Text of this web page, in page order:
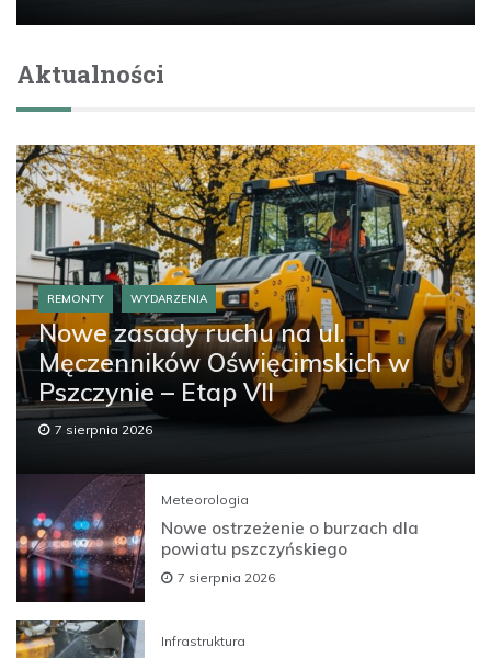
Aktualności
REMONTY WYDARZENIA
Nowe zasady ruchu na ul.
Męczenników Oświęcimskich w
Pszczynie – Etap VII
7 sierpnia 2026
Meteorologia
Nowe ostrzeżenie o burzach dla
powiatu pszczyńskiego
7 sierpnia 2026
Infrastruktura